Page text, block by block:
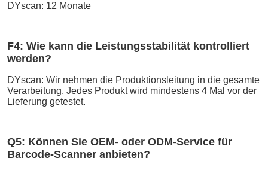
DYscan: 12 Monate
F4: Wie kann die Leistungsstabilität kontrolliert
werden?
DYscan: Wir nehmen die Produktionsleitung in die gesamte
Verarbeitung. Jedes Produkt wird mindestens 4 Mal vor der
Lieferung getestet.
Q5: Können Sie OEM- oder ODM-Service für
Barcode-Scanner anbieten?